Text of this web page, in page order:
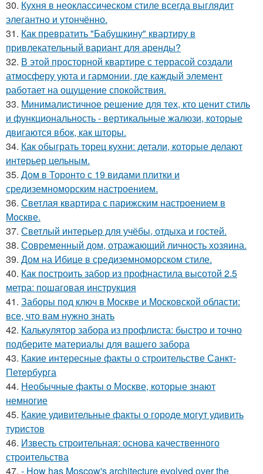
30. Кухня в неоклассическом стиле всегда выглядит
элегантно и утончённо.
31. Как превратить "Бабушкину" квартиру в
привлекательный вариант для аренды?
32. В этой просторной квартире с террасой создали
атмосферу уюта и гармонии, где каждый элемент
работает на ощущение спокойствия.
33. Минималистичное решение для тех, кто ценит стиль
и функциональность - вертикальные жалюзи, которые
двигаются вбок, как шторы.
34. Как обыграть торец кухни: детали, которые делают
интерьер цельным.
35. Дом в Торонто с 19 видами плитки и
средиземноморским настроением.
36. Светлая квартира с парижским настроением в
Москве.
37. Светлый интерьер для учёбы, отдыха и гостей.
38. Современный дом, отражающий личность хозяина.
39. Дом на Ибице в средиземноморском стиле.
40. Как построить забор из профнастила высотой 2.5
метра: пошаговая инструкция
41. Заборы под ключ в Москве и Московской области:
все, что вам нужно знать
42. Калькулятор забора из профлиста: быстро и точно
подберите материалы для вашего забора
43. Какие интересные факты о строительстве Санкт-
Петербурга
44. Необычные факты о Москве, которые знают
немногие
45. Какие удивительные факты о городе могут удивить
туристов
46. Известь строительная: основа качественного
строительства
47. - How has Moscow's architecture evolved over the